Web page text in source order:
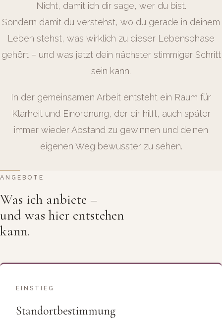
Nicht, damit ich dir sage, wer du bist.
Sondern damit du verstehst, wo du gerade in deinem
Leben stehst, was wirklich zu dieser Lebensphase
gehört – und was jetzt dein nächster stimmiger Schritt
sein kann.
In der gemeinsamen Arbeit entsteht ein Raum für
Klarheit und Einordnung, der dir hilft, auch später
immer wieder Abstand zu gewinnen und deinen
eigenen Weg bewusster zu sehen.
ANGEBOTE
Was ich anbiete –
und was hier entstehen
kann.
EINSTIEG
Standort­bestimmung